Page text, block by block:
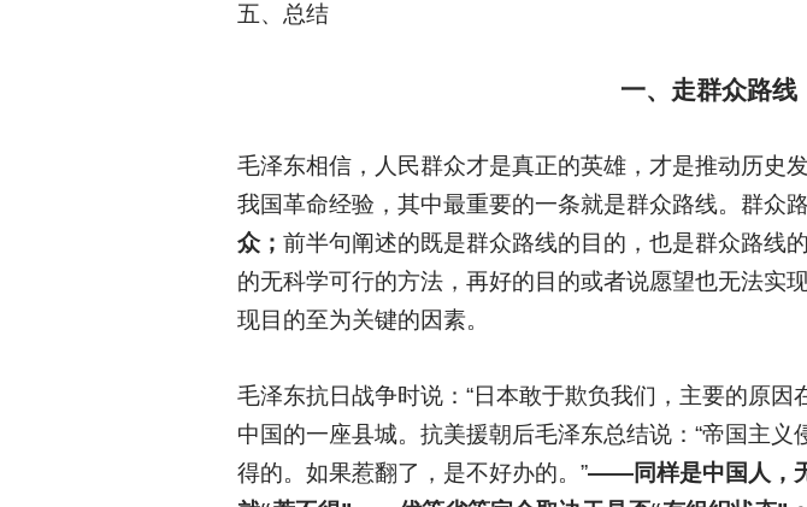
五、总结
一、走群众路线
毛泽东相信，人民群众才是真正的英雄，才是推动历史
我国革命经验，其中最重要的一条就是群众路线。群众
众； 前半句阐述的既是群众路线的目的，也是群众路线
的无科学可行的方法，再好的目的或者说愿望也无法实
现目的至为关键的因素。
毛泽东抗日战争时说：“日本敢于欺负我们，主要的原
中国的一座县城。抗美援朝后毛泽东总结说：“帝国主
得的。如果惹翻了，是不好办的。”——同样是中国人，